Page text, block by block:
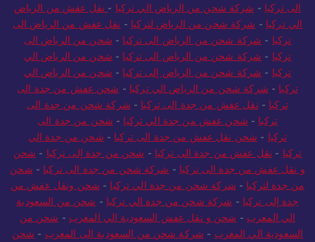
الى تركيا - شركة شحن من الرياض الي تركيا - نقل عفش من الرياض
الي تركيا - شركة شحن من الرياض لتركيا - نقل عفش من الرياض الى
تركيا - شركة شحن من الرياض الى تركيا - شحن من الرياض الى
تركيا - شركة شحن من الرياض الى تركيا - شحن من الرياض الي
تركيا - شركة شحن من الرياض إلى تركيا - شحن من الرياض الي
تركيا - شركة شحن من الرياض الي تركيا - شحن عفش من جدة الى
تركيا - نقل عفش من جدة الى تركيا - شركة شحن من جدة الى
تركيا - شحن عفش من جدة الي تركيا - شحن من جدة الى
تركيا - شحن نقل عفش من جدة الى تركيا - شحن من جدة الي
تركيا - نقل عفش من جدة الى تركيا - شحن من جدة إلى تركيا - شحن
و نقل عفش من جدة الى تركيا - شركة شحن من جدة الى تركيا - شحن
من جدة لتركيا - شركة شحن من جدة الي تركيا - شحن ونقل عفش من
جدة إلى تركيا - شركة شحن من جدة الي تركيا - شحن من السعودية
الي المغرب - شحن و نقل عفش السعودية الي المغرب - شحن من
السعودية الي المغرب - شركة شحن من السعودية الى المغرب - شحن